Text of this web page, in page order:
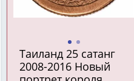
Таиланд 25 сатанг
2008-2016 Новый